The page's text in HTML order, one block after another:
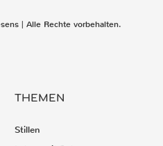
| Alle Rechte vorbehalten.
THEMEN
Stillen